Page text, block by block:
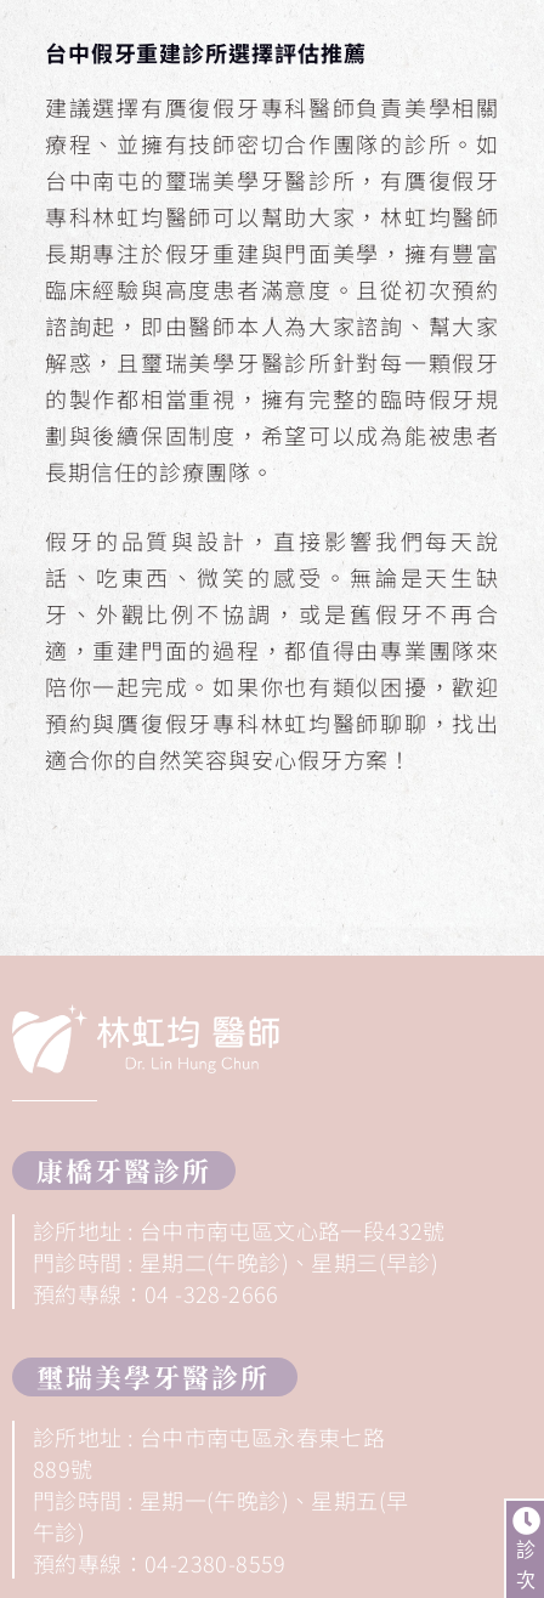
台中假牙重建診所選擇評估推薦
建議選擇有贋復假牙專科醫師負責美學相關
療程、並擁有技師密切合作團隊的診所。如
台中南屯的璽瑞美學牙醫診所，有贋復假牙
專科林虹均醫師可以幫助大家，林虹均醫師
長期專注於假牙重建與門面美學，擁有豐富
臨床經驗與高度患者滿意度。且從初次預約
諮詢起，即由醫師本人為大家諮詢、幫大家
解惑，且璽瑞美學牙醫診所針對每一顆假牙
的製作都相當重視，擁有完整的臨時假牙規
劃與後續保固制度，希望可以成為能被患者
長期信任的診療團隊。
假牙的品質與設計，直接影響我們每天說
話、吃東西、微笑的感受。無論是天生缺
牙、外觀比例不協調，或是舊假牙不再合
適，重建門面的過程，都值得由專業團隊來
陪你一起完成。如果你也有類似困擾，歡迎
預約與贋復假牙專科林虹均醫師聊聊，找出
適合你的自然笑容與安心假牙方案！
診
次
康橋牙醫診所
診所地址 : 台中市南屯區文心路一段432號
門診時間 : 星期二(午晚診)、星期三(早診)
預約專線：04 -328-2666
璽瑞美學牙醫診所
診所地址 : 台中市南屯區永春東七路
889號
門診時間 : 星期一(午晚診)、星期五(早
午診)
預約專線：04-2380-8559